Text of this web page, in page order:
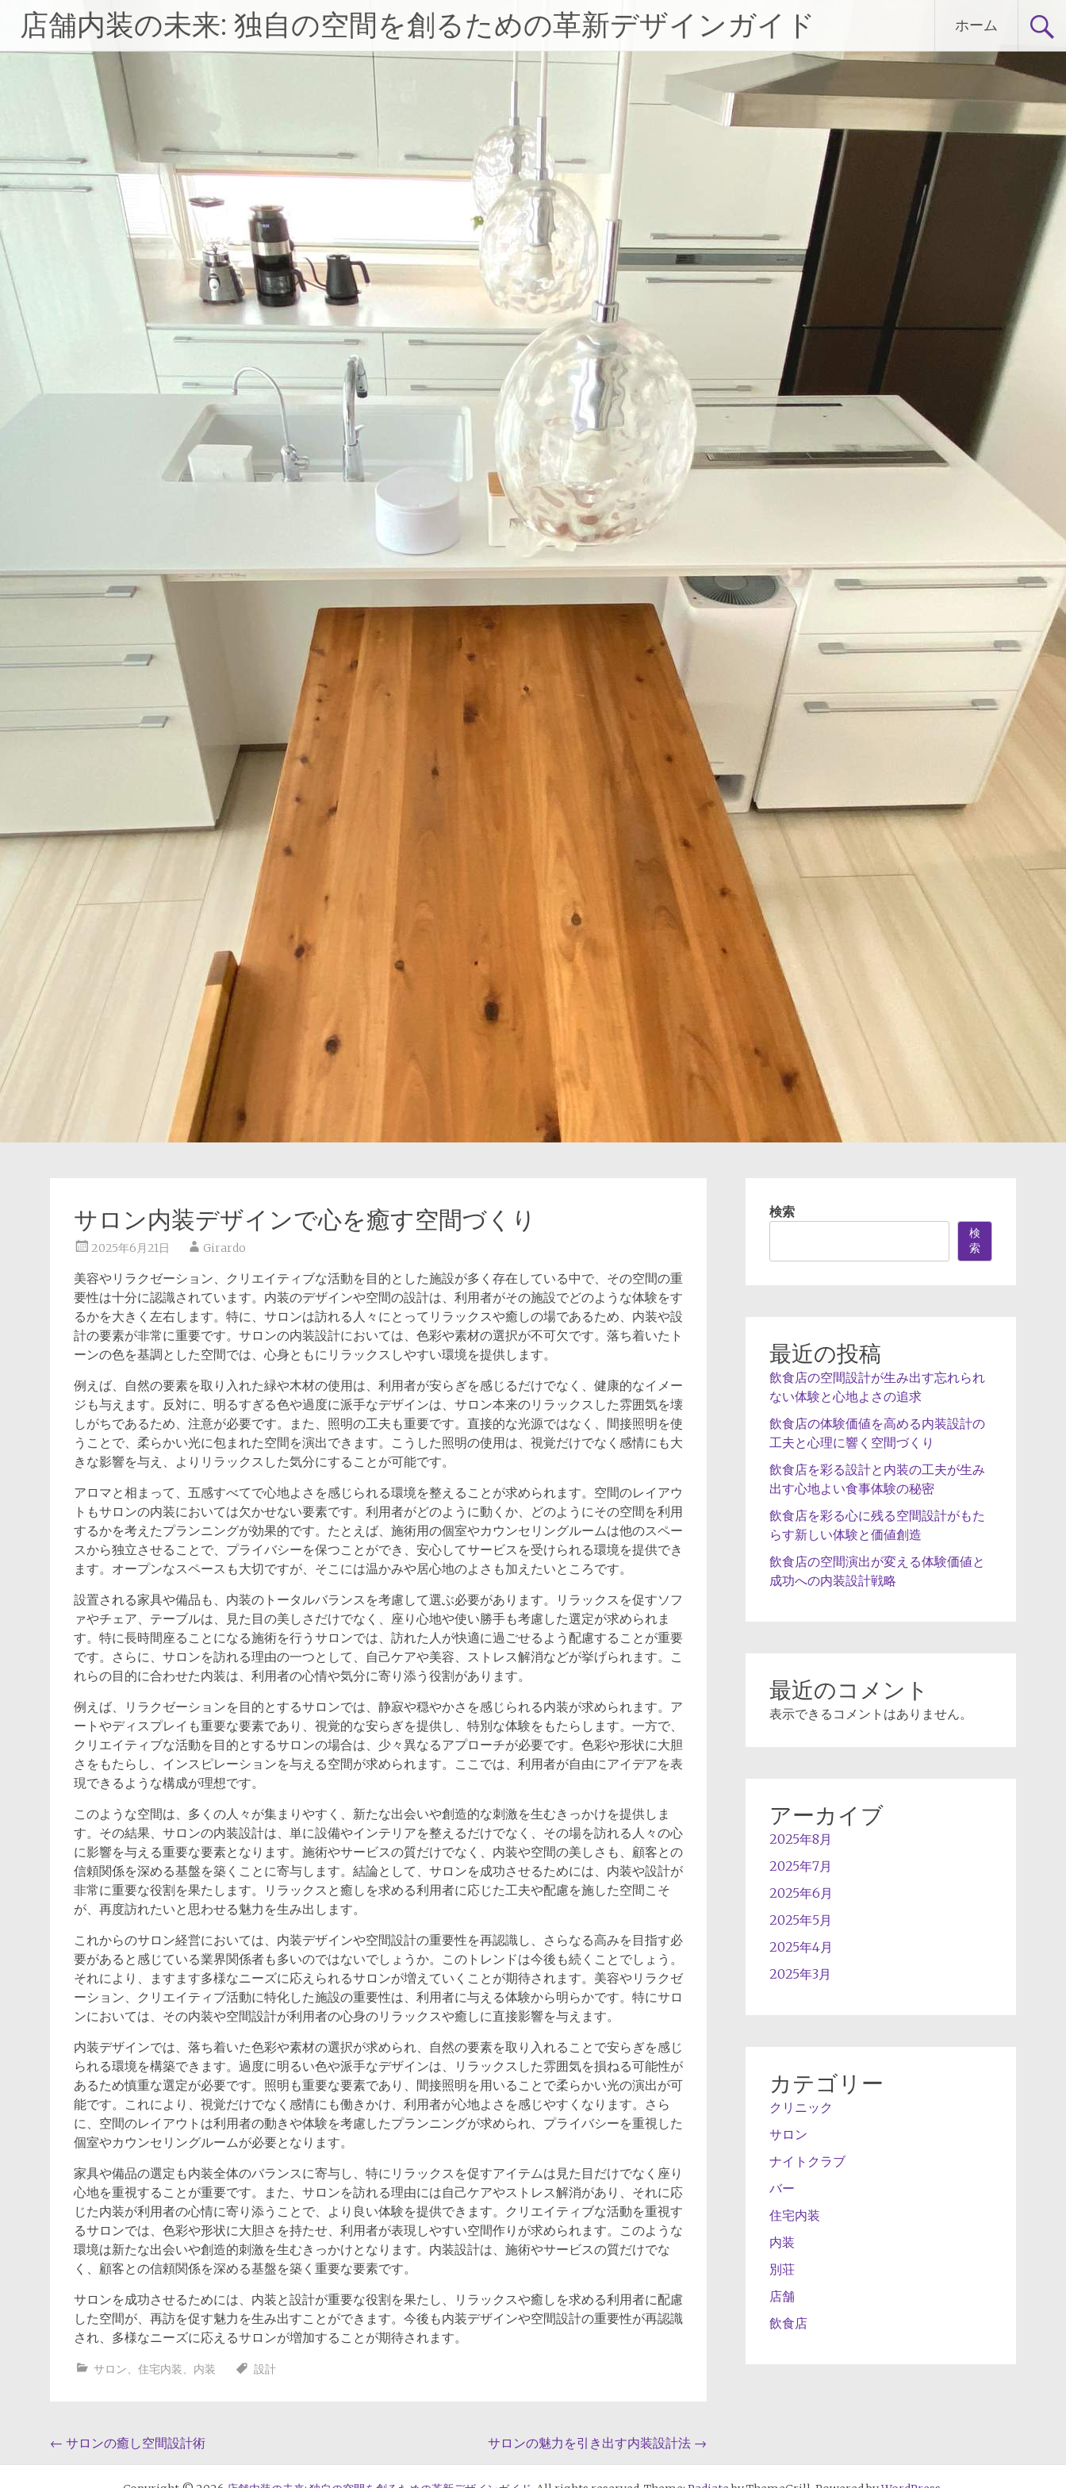
テ
ッ
プ
店舗内装の未来: 独自の空間を創るための革新デザインガイド ホーム
サロン内装デザインで心を癒す空間づくり
2025年6月21日 Girardo
美容やリラクゼーション、クリエイティブな活動を目的とした施設が多く存在している中で、その空間の重
要性は十分に認識されています。 内装のデザインや空間の設計は、利用者がその施設でどのような体験をす
るかを大きく左右します。特に、サロンは訪れる人々にとってリラックスや癒しの場であるため、内装や設
計の要素が非常に重要です。サロンの内装設計においては、色彩や素材の選択が不可欠です。落ち着いたト
ーンの色を基調とした空間では、心身ともにリラックスしやすい環境を提供します。
例えば、自然の要素を取り入れた緑や木材の使用は、利用者が安らぎを感じるだけでなく、健康的なイメー
ジも与えます。反対に、明るすぎる色や過度に派手なデザインは、サロン本来のリラックスした雰囲気を壊
しがちであるため、注意が必要です。また、照明の工夫も重要です。直接的な光源ではなく、間接照明を使
うことで、柔らかい光に包まれた空間を演出できます。こうした照明の使用は、視覚だけでなく感情にも大
きな影響を与え、よりリラックスした気分にすることが可能です。
アロマと相まって、五感すべてで心地よさを感じられる環境を整えることが求められます。空間のレイアウ
トもサロンの内装においては欠かせない要素です。利用者がどのように動くか、どのようにその空間を利用
するかを考えたプランニングが効果的です。たとえば、施術用の個室やカウンセリングルームは他のスペー
スから独立させることで、プライバシーを保つことができ、安心してサービスを受けられる環境を提供でき
ます。オープンなスペースも大切ですが、そこには温かみや居心地のよさも加えたいところです。
設置される家具や備品も、内装のトータルバランスを考慮して選ぶ必要があります。リラックスを促すソフ
ァやチェア、テーブルは、見た目の美しさだけでなく、座り心地や使い勝手も考慮した選定が求められま
す。特に長時間座ることになる施術を行うサロンでは、訪れた人が快適に過ごせるよう配慮することが重要
です。さらに、サロンを訪れる理由の一つとして、自己ケアや美容、ストレス解消などが挙げられます。こ
れらの目的に合わせた内装は、利用者の心情や気分に寄り添う役割があります。
例えば、リラクゼーションを目的とするサロンでは、静寂や穏やかさを感じられる内装が求められます。ア
ートやディスプレイも重要な要素であり、視覚的な安らぎを提供し、特別な体験をもたらします。一方で、
クリエイティブな活動を目的とするサロンの場合は、少々異なるアプローチが必要です。色彩や形状に大胆
さをもたらし、インスピレーションを与える空間が求められます。ここでは、利用者が自由にアイデアを表
現できるような構成が理想です。
このような空間は、多くの人々が集まりやすく、新たな出会いや創造的な刺激を生むきっかけを提供しま
す。その結果、サロンの内装設計は、単に設備やインテリアを整えるだけでなく、その場を訪れる人々の心
に影響を与える重要な要素となります。施術やサービスの質だけでなく、内装や空間の美しさも、顧客との
信頼関係を深める基盤を築くことに寄与します。結論として、サロンを成功させるためには、内装や設計が
非常に重要な役割を果たします。リラックスと癒しを求める利用者に応じた工夫や配慮を施した空間こそ
が、再度訪れたいと思わせる魅力を生み出します。
これからのサロン経営においては、内装デザインや空間設計の重要性を再認識し、さらなる高みを目指す必
要があると感じている業界関係者も多いのではないでしょうか。このトレンドは今後も続くことでしょう。
それにより、ますます多様なニーズに応えられるサロンが増えていくことが期待されます。美容やリラクゼ
ーション、クリエイティブ活動に特化した施設の重要性は、利用者に与える体験から明らかです。特にサロ
ンにおいては、その内装や空間設計が利用者の心身のリラックスや癒しに直接影響を与えます。
内装デザインでは、落ち着いた色彩や素材の選択が求められ、自然の要素を取り入れることで安らぎを感じ
られる環境を構築できます。過度に明るい色や派手なデザインは、リラックスした雰囲気を損ねる可能性が
あるため慎重な選定が必要です。照明も重要な要素であり、間接照明を用いることで柔らかい光の演出が可
能です。これにより、視覚だけでなく感情にも働きかけ、利用者が心地よさを感じやすくなります。さら
に、空間のレイアウトは利用者の動きや体験を考慮したプランニングが求められ、プライバシーを重視した
個室やカウンセリングルームが必要となります。
家具や備品の選定も内装全体のバランスに寄与し、特にリラックスを促すアイテムは見た目だけでなく座り
心地を重視することが重要です。また、サロンを訪れる理由には自己ケアやストレス解消があり、それに応
じた内装が利用者の心情に寄り添うことで、より良い体験を提供できます。クリエイティブな活動を重視す
るサロンでは、色彩や形状に大胆さを持たせ、利用者が表現しやすい空間作りが求められます。このような
環境は新たな出会いや創造的刺激を生むきっかけとなります。内装設計は、施術やサービスの質だけでな
く、顧客との信頼関係を深める基盤を築く重要な要素です。
サロンを成功させるためには、内装と設計が重要な役割を果たし、リラックスや癒しを求める利用者に配慮
した空間が、再訪を促す魅力を生み出すことができます。今後も内装デザインや空間設計の重要性が再認識
され、多様なニーズに応えるサロンが増加することが期待されます。
サロン、 住宅内装、 内装 設計
投
稿
← サロンの癒し空間設計術 サロンの魅力を引き出す内装設計法 →
検索
検
索
最近の投稿
飲食店の空間設計が生み出す忘れられ
ない体験と心地よさの追求
飲食店の体験価値を高める内装設計の
工夫と心理に響く空間づくり
飲食店を彩る設計と内装の工夫が生み
出す心地よい食事体験の秘密
飲食店を彩る心に残る空間設計がもた
らす新しい体験と価値創造
飲食店の空間演出が変える体験価値と
成功への内装設計戦略
最近のコメント
表示できるコメントはありません。
アーカイブ
2025年8月
2025年7月
2025年6月
2025年5月
2025年4月
2025年3月
カテゴリー
クリニック
サロン
ナイトクラブ
バー
住宅内装
内装
別荘
店舗
飲食店